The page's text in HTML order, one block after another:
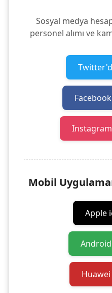
Sosyal medya
personel alımı ve
Mobil
Apple